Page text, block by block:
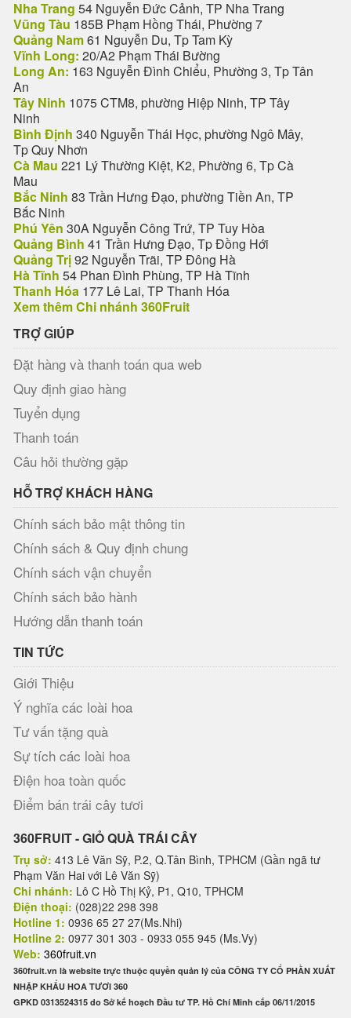
Nha Trang 54 Nguyễn Đức Cảnh, TP Nha Trang
Vũng Tàu 185B Phạm Hồng Thái, Phường 7
Quảng Nam61 Nguyễn Du, Tp Tam Kỳ
Vĩnh Long: 20/A2 Phạm Thái Bường
Long An: 163 Nguyễn Đình Chiểu, Phường 3, Tp Tân
An
Tây Ninh 1075 CTM8, phường Hiệp Ninh, TP Tây
Ninh
Bình Định 340 Nguyễn Thái Học, phường Ngô Mây,
Tp Quy Nhơn
Cà Mau 221 Lý Thường Kiệt, K2, Phường 6, Tp Cà
Mau
Bắc Ninh 83 Trần Hưng Đạo, phường Tiền An, TP
Bắc Ninh
Phú Yên 30A Nguyễn Công Trứ, TP Tuy Hòa
Quảng Bình 41 Trần Hưng Đạo, Tp Đồng Hới
Quảng Trị92 Nguyễn Trãi, TP Đông Hà
Hà Tĩnh 54 Phan Đình Phùng, TP Hà Tĩnh
Thanh Hóa 177 Lê Lai, TP Thanh Hóa
Xem thêm Chi nhánh 360Fruit
TRỢ GIÚP
Đặt hàng và thanh toán qua web
Quy định giao hàng
Tuyển dụng
Thanh toán
Câu hỏi thường gặp
HỖ TRỢ KHÁCH HÀNG
Chính sách bảo mật thông tin
Chính sách & Quy định chung
Chính sách vận chuyển
Chính sách bảo hành
Hướng dẫn thanh toán
TIN TỨC
Giới Thiệu
Ý nghĩa các loài hoa
Tư vấn tặng quà
Sự tích các loài hoa
Điện hoa toàn quốc
Điểm bán trái cây tươi
360FRUIT - GIỎ QUÀ TRÁI CÂY
Trụ sở: 413 Lê Văn Sỹ, P.2, Q.Tân Bình, TPHCM (Gần ngã tư
Phạm Văn Hai với Lê Văn Sỹ)
Chi nhánh: Lô C Hồ Thị Kỷ, P1, Q10, TPHCM
Điện thoại: (028)22 298 398
Hotline 1: 0936 65 27 27(Ms.Nhi)
Hotline 2: 0977 301 303 - 0933 055 945 (Ms.Vy)
Web: 360fruit.vn
360fruit.vn là website trực thuộc quyền quản lý của CÔNG TY CỔ PHẦN XUẤT
NHẬP KHẨU HOA TƯƠI 360
GPKD 0313524315 do Sở kế hoạch Đầu tư TP. Hồ Chí Minh cấp 06/11/2015